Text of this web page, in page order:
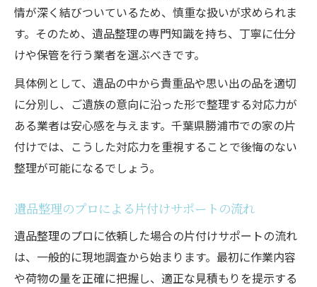
情が深く結びついているため、慎重な扱いが求められま
す。そのため、遺品整理の専門知識を持ち、丁寧に仕分
けや保管を行う業者を選ぶべきです。
具体例として、遺品の中から貴重品や思い出の品を適切
に分別し、ご遺族の意向に沿った形で整理する対応力が
ある業者は安心感を与えます。千葉県勝浦市での家の片
付けでは、こうした対応力を重視することで後悔のない
整理が可能になるでしょう。
遺品整理のプロによる片付けサポートの流れ
遺品整理のプロに依頼した場合の片付けサポートの流れ
は、一般的に現地調査から始まります。最初に作業内容
や荷物の量を正確に把握し、適正な見積もりを提示する